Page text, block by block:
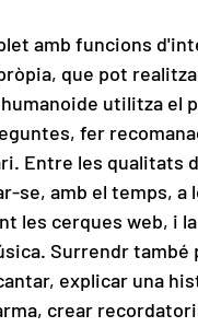
amb funcions
que pot
utilitza el
fer
Entre les qualitats
se, amb el temps, a
les cerques web, i
Surrendr també
explicar una
crear